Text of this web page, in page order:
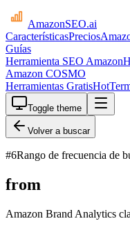
AmazonSEO.ai
CaracterísticasPrecios
Guías
Herramienta SEO Amazon
Amazon COSMO
Herramientas Gratis
Toggle theme
Volver a buscar
#6Rango de frecuencia de
from
Amazon Brand Analytics